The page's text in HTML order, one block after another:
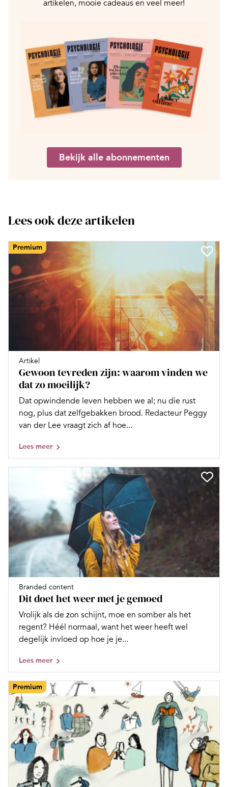
artikelen, mooie cadeaus en veel meer!
Bekijk alle abonnementen
Lees ook deze artikelen
Premium
Artikel
Gewoon tevreden zijn: waarom vinden we
dat zo moeilijk?
Dat opwindende leven hebben we al; nu die rust
nog, plus dat zelfgebakken brood. Redacteur Peggy
van der Lee vraagt zich af hoe...
Lees meer
Branded content
Dit doet het weer met je gemoed
Vrolijk als de zon schijnt, moe en somber als het
regent? Héél normaal, want het weer heeft wel
degelijk invloed op hoe je je...
Lees meer
Premium